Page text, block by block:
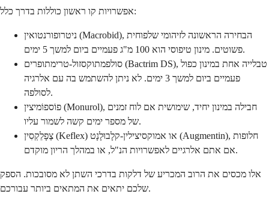
אפשרויות קו ראשון כוללות בדרך כלל:
ניטרופורנטואין (Macrobid), הבחירה הראשונה לזיהומי שלפוחית
פשוטים. מינון טיפוסי הוא 100 מ"ג פעמיים ביום למשך 5 ימים.
סולפמתוקסזול-טרימתופרים (Bactrim DS), טבלייה אחת במינון כפול
פעמיים ביום למשך 3 ימים. לא ניתן להשתמש בה עם אלרגיה
לסולפה.
פוֹספוֹמיצין (Monurol), חבילה במינון יחיד, שימושית אם לוח זמנים
של מספר ימים קשה לשמור עליו.
צֶפָלֵקְסִין (Keflex) או אמוקסיצילין-קלָבוּלָנָט (Augmentin), חלופות
אם אתם אלרגיים לאפשרויות הנ"ל, או במהלך הריון מוקדם.
אלו מכסים את הרוב המכריע של דלקות בדרכי השתן לא מסובכות. הספק
שלכם יתאים את המתאים ביותר עבורכם.